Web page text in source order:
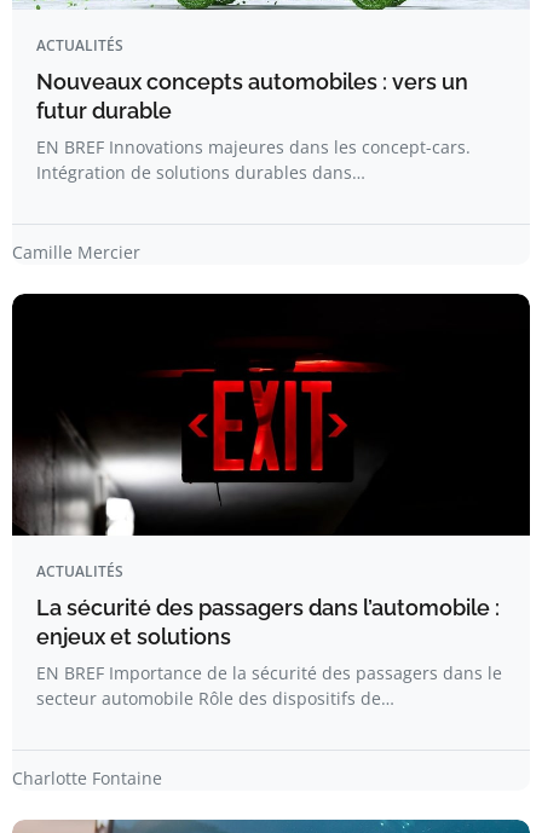
ACTUALITÉS
Nouveaux concepts automobiles : vers un
futur durable
EN BREF Innovations majeures dans les concept-cars.
Intégration de solutions durables dans…
Camille Mercier
ACTUALITÉS
La sécurité des passagers dans l’automobile :
enjeux et solutions
EN BREF Importance de la sécurité des passagers dans le
secteur automobile Rôle des dispositifs de…
Charlotte Fontaine